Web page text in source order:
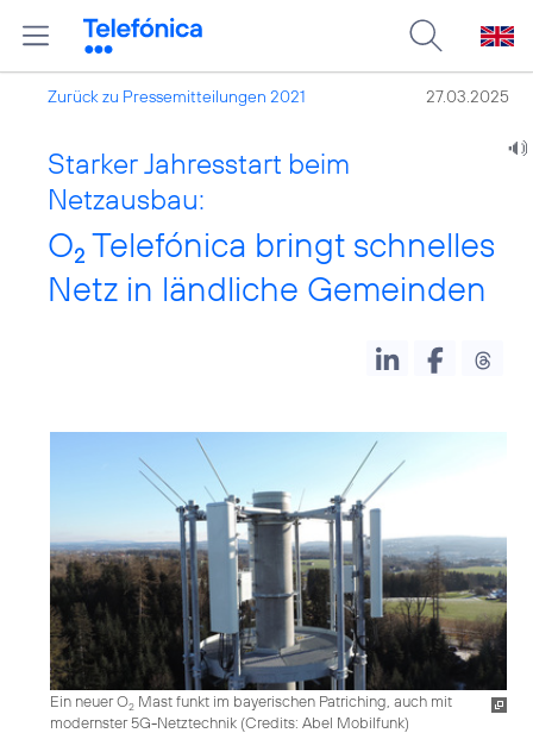
Zurück zu Pressemitteilungen 2021 27.03.2025
Starker Jahresstart beim
Netzausbau:
O2 Telefónica bringt schnelles
Netz in ländliche Gemeinden
Ein neuer O2 Mast funkt im bayerischen Patriching, auch mit
modernster 5G-Netztechnik (Credits: Abel Mobilfunk)